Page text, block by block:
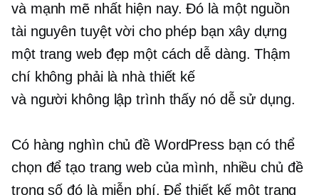
và mạnh mẽ nhất hiện nay. Đó là một nguồn
tài nguyên tuyệt vời cho phép bạn xây dựng
một trang web đẹp một cách dễ dàng. Thậm
chí không phải là nhà thiết kế
và người không lập trình thấy nó dễ sử dụng.
Có hàng nghìn chủ đề WordPress bạn có thể
chọn để tạo trang web của mình, nhiều chủ đề
trong số đó là miễn phí. Để thiết kế một trang